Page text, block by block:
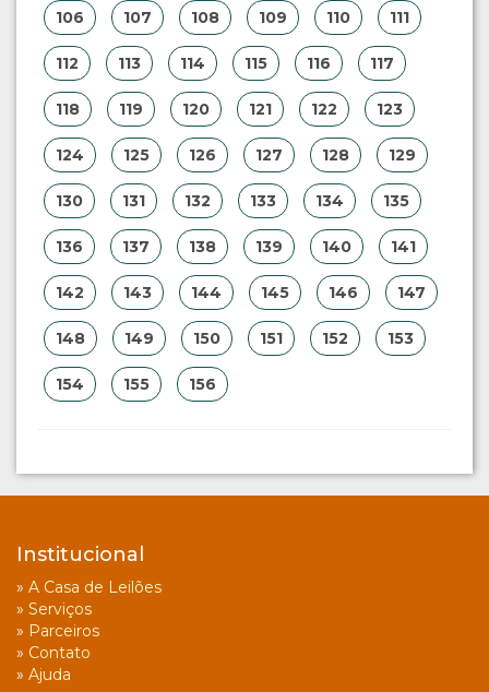
106 107 108 109 110 111
112 113 114 115 116 117
118 119 120 121 122 123
124 125 126 127 128 129
130 131 132 133 134 135
136 137 138 139 140 141
142 143 144 145 146 147
148 149 150 151 152 153
154 155 156
Institucional
» A Casa de Leilões
» Serviços
» Parceiros
» Contato
» Ajuda